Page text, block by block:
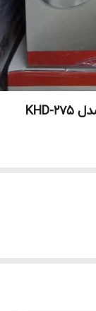
چای ساز صفحه دیجیتال رومانتیک هوم مدل KHD-275